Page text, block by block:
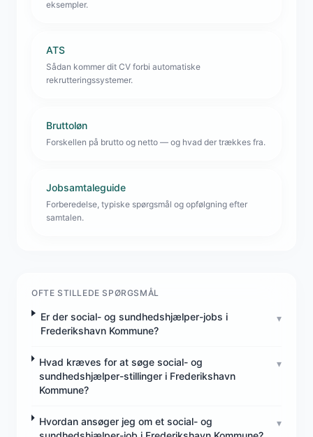
eksempler.
ATS
Sådan kommer dit CV forbi automatiske
rekrutteringssystemer.
Bruttoløn
Forskellen på brutto og netto — og hvad der trækkes fra.
Jobsamtaleguide
Forberedelse, typiske spørgsmål og opfølgning efter
samtalen.
OFTE STILLEDE SPØRGSMÅL
Er der social- og sundhedshjælper-jobs i
Frederikshavn Kommune?
▾
Hvad kræves for at søge social- og
sundhedshjælper-stillinger i Frederikshavn
Kommune?
▾
Hvordan ansøger jeg om et social- og
▾